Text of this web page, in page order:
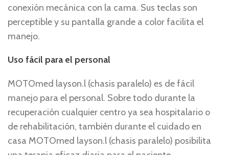
conexión mecánica con la cama. Sus teclas son
perceptible y su pantalla grande a color facilita el
manejo.
Uso fácil para el personal
MOTOmed layson.l (chasis paralelo) es de fácil
manejo para el personal. Sobre todo durante la
recuperación cualquier centro ya sea hospitalario o
de rehabilitación, también durante el cuidado en
casa MOTOmed layson.l (chasis paralelo) posibilita